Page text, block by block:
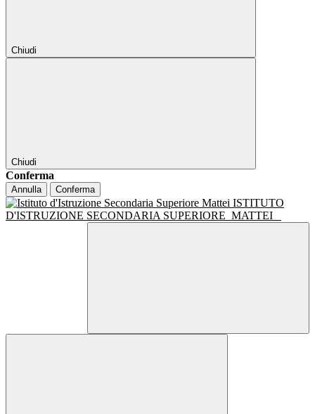
Chiudi
Chiudi
Conferma
Annulla Conferma
ISTITUTO
D'ISTRUZIONE SECONDARIA SUPERIORE MATTEI